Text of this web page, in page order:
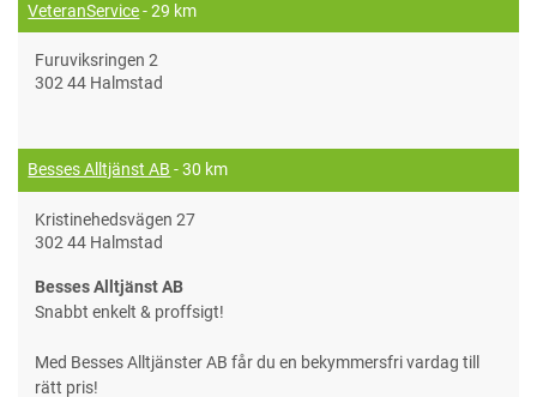
VeteranService- 29 km
Furuviksringen 2
302 44 Halmstad
Besses Alltjänst AB - 30 km
Kristinehedsvägen 27
302 44 Halmstad
Besses Alltjänst AB
Snabbt enkelt & proffsigt!
Med Besses Alltjänster AB får du en bekymmersfri vardag till
rätt pris!